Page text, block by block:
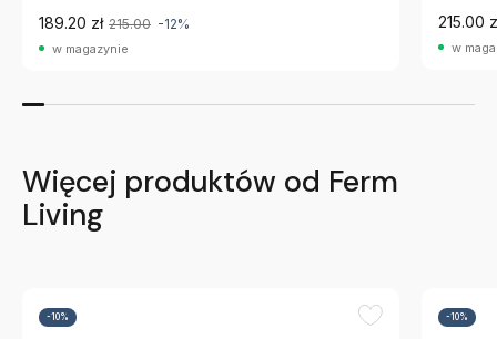
189.20 zł 215.00 -12%
w magazynie
215.00
w
Więcej produktów od Ferm
Living
-10% -10%